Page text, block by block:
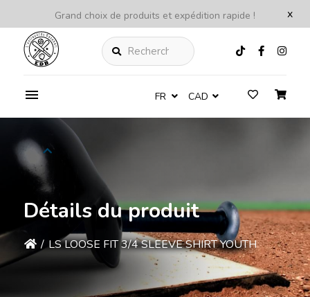
x
Grand choix de produits et expédition rapide !
Rechercher
FR CAD
Détails du produit
/ LS LOOSE FIT 3/4 SLEEVE SHIRT YOUTH